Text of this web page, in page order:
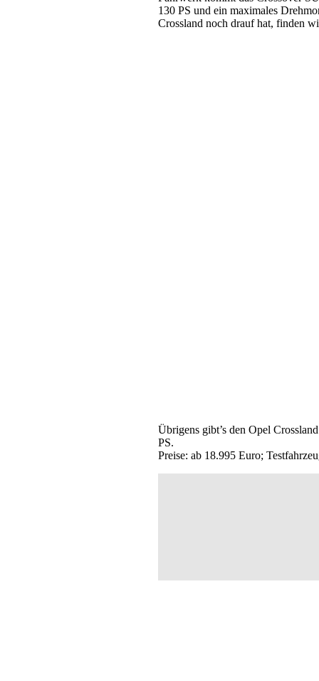
130 PS und ein maximales
Crossland noch drauf hat, finden
Übrigens gibt’s den Opel
PS.
Preise: ab 18.995 Euro;